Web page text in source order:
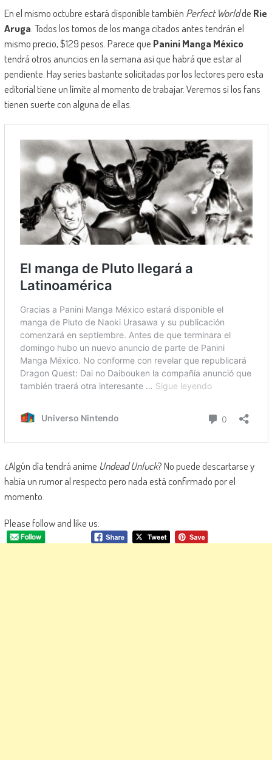
En el mismo octubre estará disponible también Perfect Worldde Rie
Aruga . Todos los tomos de los manga citados antes tendrán el
mismo precio, $129 pesos. Parece que Panini Manga México
tendrá otros anuncios en la semana así que habrá que estar al
pendiente. Hay series bastante solicitadas por los lectores pero esta
editorial tiene un límite al momento de trabajar. Veremos si los fans
tienen suerte con alguna de ellas.
¿Algún día tendrá anime Undead Unluck? No puede descartarse y
había un rumor al respecto pero nada está confirmado por el
momento.
Please follow and like us: